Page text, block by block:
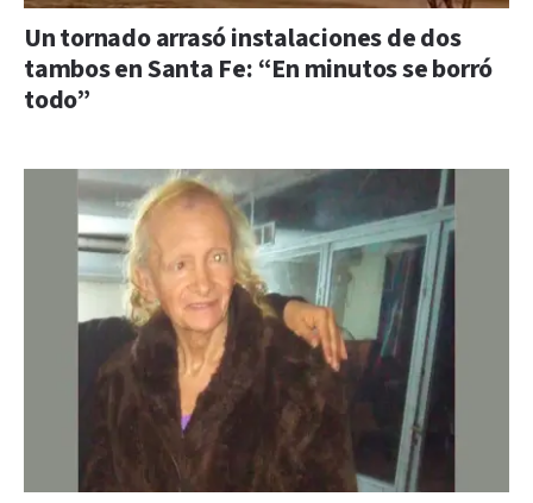
Un tornado arrasó instalaciones de dos
tambos en Santa Fe: “En minutos se borró
todo”